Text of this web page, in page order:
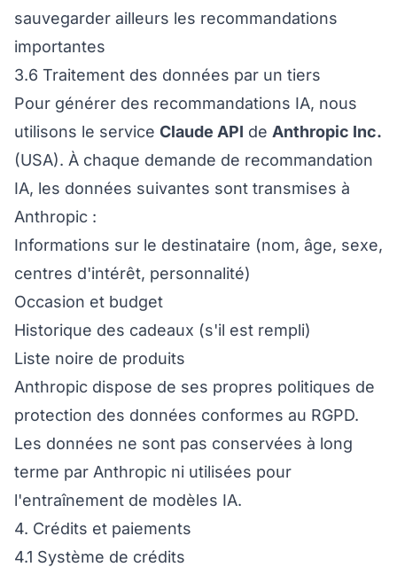
sauvegarder ailleurs les recommandations
importantes
3.6 Traitement des données par un tiers
Pour générer des recommandations IA, nous
utilisons le service Claude API de Anthropic Inc.
(USA). À chaque demande de recommandation
IA, les données suivantes sont transmises à
Anthropic :
Informations sur le destinataire (nom, âge, sexe,
centres d'intérêt, personnalité)
Occasion et budget
Historique des cadeaux (s'il est rempli)
Liste noire de produits
Anthropic dispose de ses propres politiques de
protection des données conformes au RGPD.
Les données ne sont pas conservées à long
terme par Anthropic ni utilisées pour
l'entraînement de modèles IA.
4. Crédits et paiements
4.1 Système de crédits